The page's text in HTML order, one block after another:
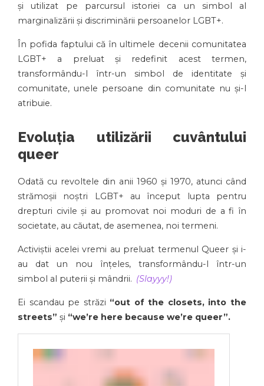
și utilizat pe parcursul istoriei ca un simbol al
marginalizării și discriminării persoanelor LGBT+.
În pofida faptului că în ultimele decenii comunitatea
LGBT+ a preluat și redefinit acest termen,
transformându-l într-un simbol de identitate și
comunitate, unele persoane din comunitate nu și-l
atribuie.
Evoluția utilizării cuvântului
queer
Odată cu revoltele din anii 1960 și 1970, atunci când
strămoșii noștri LGBT+ au început lupta pentru
drepturi civile și au promovat noi moduri de a fi în
societate, au căutat, de asemenea, noi termeni.
Activiștii acelei vremi au preluat termenul Queer și i-
au dat un nou înțeles, transformându-l într-un
simbol al puterii și mândrii. (Slayyy!)
Ei scandau pe străzi “out of the closets, into the
streets” și “we’re here because we’re queer”.